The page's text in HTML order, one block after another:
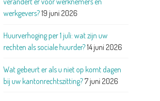
werkgevers?19 juni 2026
Huurverhoging per 1 juli: wat zijn uw
rechten als sociale huurder?14 juni 2026
Wat gebeurt er als u niet op komt dagen
bij uw kantonrechtszitting?7 juni 2026